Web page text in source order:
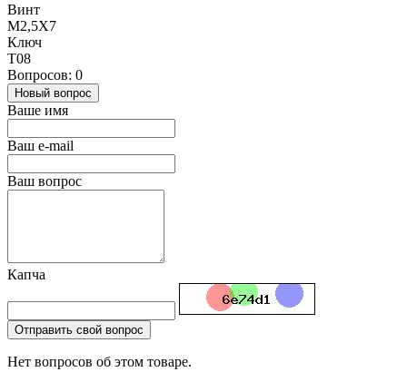
Винт
M2,5X7
Ключ
T08
Вопросов: 0
Новый вопрос
Ваше имя
Ваш e-mail
Ваш вопрос
Капча
Отправить свой вопрос
Нет вопросов об этом товаре.